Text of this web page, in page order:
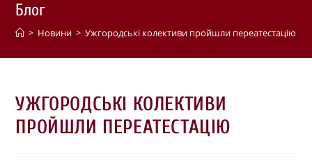
Блог
> Новини > Ужгородські колективи пройшли переатестацію
УЖГОРОДСЬКІ КОЛЕКТИВИ
ПРОЙШЛИ ПЕРЕАТЕСТАЦІЮ